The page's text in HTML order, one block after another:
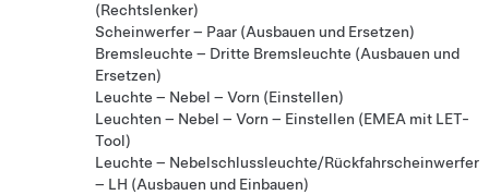
(Rechtslenker)
Scheinwerfer – Paar (Ausbauen und Ersetzen)
Bremsleuchte – Dritte Bremsleuchte (Ausbauen und
Ersetzen)
Leuchte – Nebel – Vorn (Einstellen)
Leuchten – Nebel – Vorn – Einstellen (EMEA mit LET-
Tool)
Leuchte – Nebelschlussleuchte/Rückfahrscheinwerfer
– LH (Ausbauen und Einbauen)